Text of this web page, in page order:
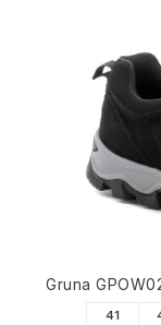
Gruna
41